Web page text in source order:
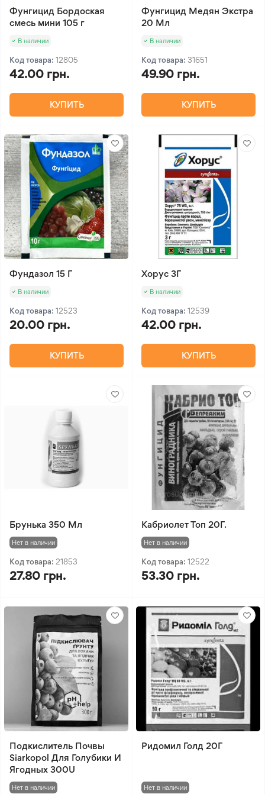
Фунгицид Бордоская
смесь мини 105 г
В наличии
Код товара: 12805
42.00 грн.
КУПИТЬ
Фунгицид Медян Экстра
20 Мл
В наличии
Код товара: 31651
49.90 грн.
КУПИТЬ
Фундазол 15 Г
В наличии
Код товара: 12523
20.00 грн.
КУПИТЬ
Хорус 3Г
В наличии
Код товара: 12539
42.00 грн.
КУПИТЬ
Брунька 350 Мл
Нет в наличии
Код товара: 21853
27.80 грн.
Кабриолет Топ 20Г.
Нет в наличии
Код товара: 12522
53.30 грн.
Подкислитель Почвы
Siarkopol Для Голубики И
Ягодных 300U
Нет в наличии
Ридомил Голд 20Г
Нет в наличии